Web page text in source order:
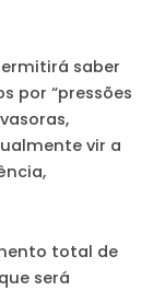
saber
por “pressões
vir a
total de
será